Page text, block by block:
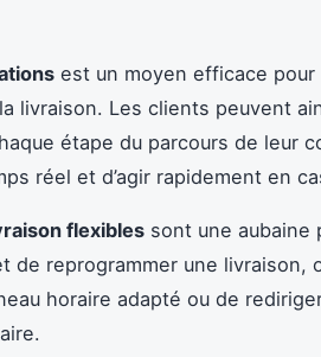
est un moyen efficace
livraison. Les clients peuvent
étape du parcours de leur
réel et d’agir rapidement en
flexibles sont une aubaine
de reprogrammer une
horaire adapté ou de